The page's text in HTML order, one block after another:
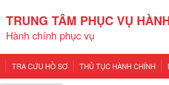
TRUNG TÂM PHỤC VỤ
Hành chính phục vụ
TRA CỨU HỒ SƠ THỦ TỤC HÀNH CHÍNH